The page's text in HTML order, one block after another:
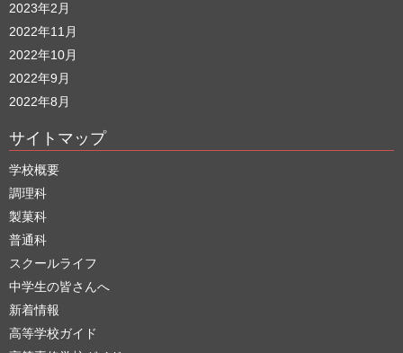
2023年2月
2022年11月
2022年10月
2022年9月
2022年8月
サイトマップ
学校概要
調理科
製菓科
普通科
スクールライフ
中学生の皆さんへ
新着情報
高等学校ガイド